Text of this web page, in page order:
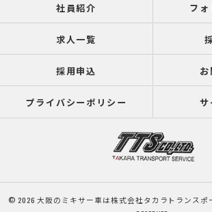
社員紹介 フ
求人一覧
採用申込
プライバシーポリシー サ
© 2026 大阪のミキサー車は株式会社タカラトランスポ